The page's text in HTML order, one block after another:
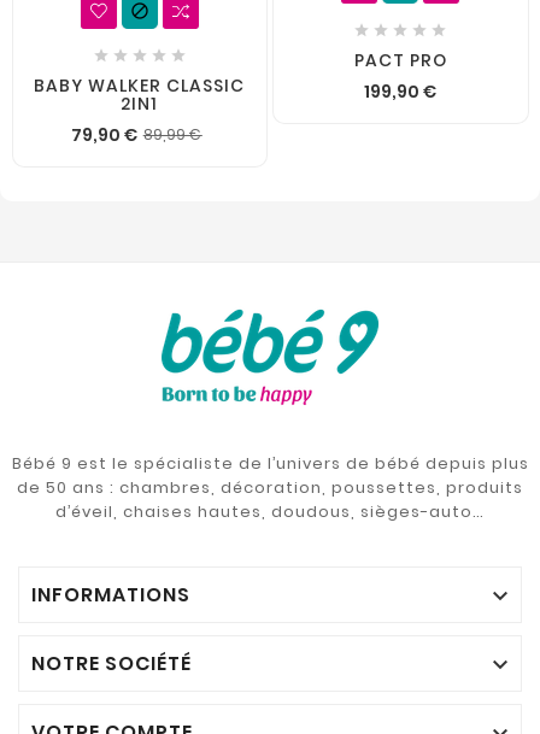

    
BABY WALKER CLASSIC
2IN1
79,90 € 89,99 €
    
PACT PRO
199,90 €
Bébé 9 est le spécialiste de l’univers de bébé depuis plus
de 50 ans : chambres, décoration, poussettes, produits
d’éveil, chaises hautes, doudous, sièges-auto…
INFORMATIONS 
NOTRE SOCIÉTÉ 